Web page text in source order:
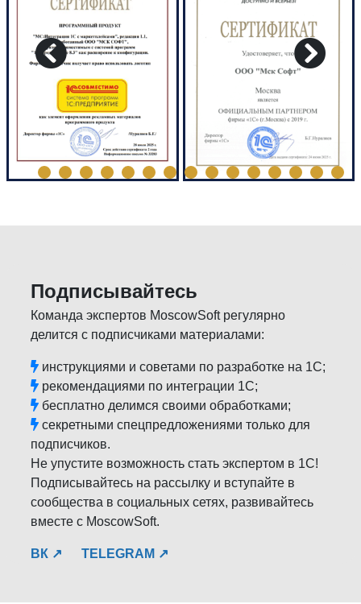
Подписывайтесь
Команда экспертов MoscowSoft регулярно
делится с подписчиками материалами:
инструкциями и советами по разработке на 1С;
рекомендациями по интеграции 1С;
бесплатно делимся своими обработками;
секретными спецпредложениями только для
подписчиков.
Не упустите возможность стать экспертом в 1С!
Подписывайтесь на рассылку и вступайте в
сообщества в социальных сетях, развивайтесь
вместе с MoscowSoft.
ВК ↗ TELEGRAM ↗